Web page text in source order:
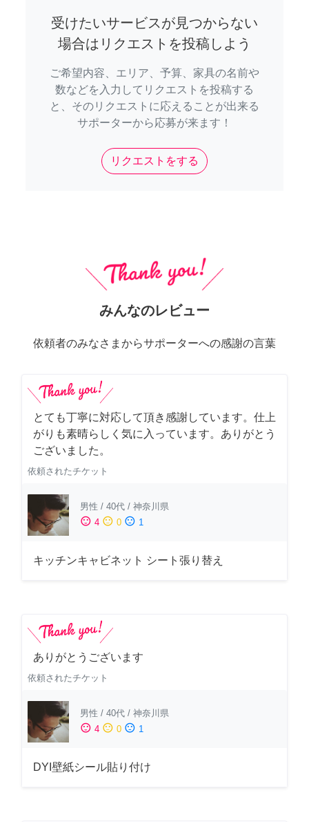
受けたいサービスが見つからない
場合はリクエストを投稿しよう
ご希望内容、エリア、予算、家具の名前や
数などを入力してリクエストを投稿する
と、そのリクエストに応えることが出来る
サポーターから応募が来ます！
リクエストをする
みんなのレビュー
依頼者のみなさまからサポーターへの感謝の言葉
とても丁寧に対応して頂き感謝しています。仕上
がりも素晴らしく気に入っています。ありがとう
ございました。
依頼されたチケット
男性 / 40代 / 神奈川県
sentiment_satisfied 4 sentiment_neutral 0 sentiment_dissatisfied 1
キッチンキャビネット シート張り替え
ありがとうございます
依頼されたチケット
男性 / 40代 / 神奈川県
sentiment_satisfied 4 sentiment_neutral 0 sentiment_dissatisfied 1
DYI壁紙シール貼り付け